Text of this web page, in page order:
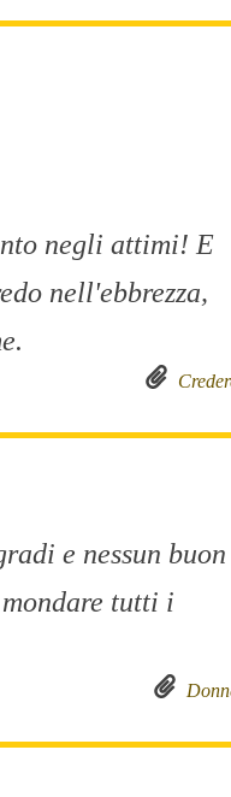
negli attimi! E
nell'ebbrezza,
e nessun buon
tutti i